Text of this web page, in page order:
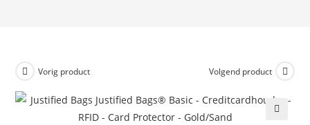
Vorig product Volgend product